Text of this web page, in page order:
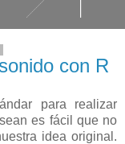
con R
para realizar
es fácil que no
idea original.